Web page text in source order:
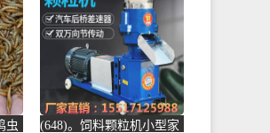
虫
(648)。饲料颗粒机小型家